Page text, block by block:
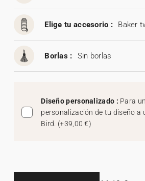
Elige tu accesorio : Baker
Borlas : Sin borlas
Diseño personalizado : Para
personalización de tu diseño
Bird. (+39,00 €)